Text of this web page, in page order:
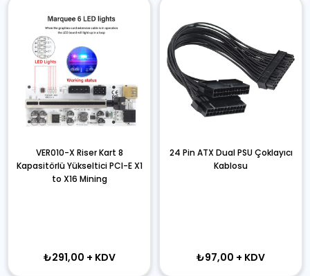
VER010-X Riser Kart 8
Kapasitörlü Yükseltici PCI-E X1
to X16 Mining
₺291,00 + KDV
24 Pin ATX Dual PSU Çoklayıcı
Kablosu
₺97,00 + KDV